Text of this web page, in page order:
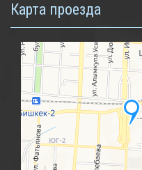
Карта проезда